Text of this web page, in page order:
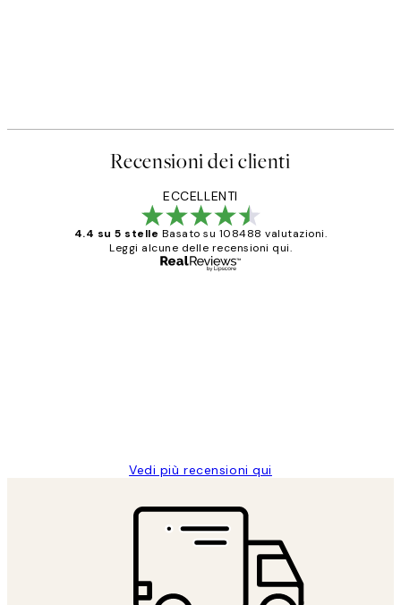
Recensioni dei clienti
ECCELLENTI
4.4 su 5 stelle Basato su 108488 valutazioni.
Leggi alcune delle recensioni qui.
Vedi più recensioni qui